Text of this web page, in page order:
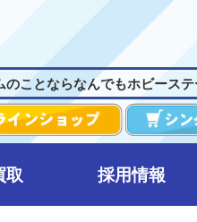
のことならなんでもホビース
取 採用情報